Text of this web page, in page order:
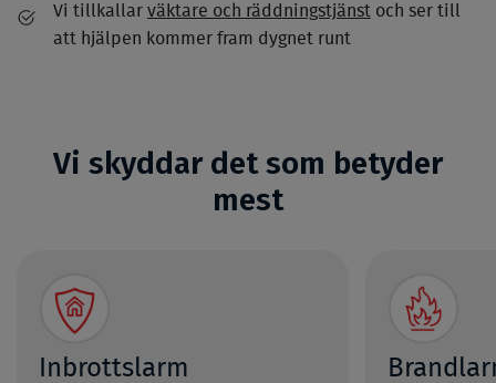
Vi tillkallar väktare och räddningstjänst och ser till
att hjälpen kommer fram dygnet runt
Vi skyddar det som betyder
mest
Inbrottslarm